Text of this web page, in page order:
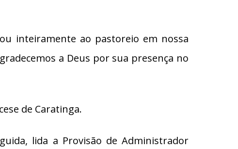
inteiramente ao pastoreio em nossa
a Deus por sua presença no
de Caratinga.
lida a Provisão de Administrador